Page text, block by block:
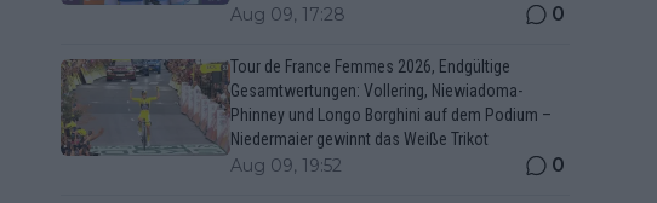
Aug 09, 17:28 0
Tour de France Femmes 2026, Endgültige
Gesamtwertungen: Vollering, Niewiadoma-
Phinney und Longo Borghini auf dem Podium –
Niedermaier gewinnt das Weiße Trikot
Aug 09, 19:52 0